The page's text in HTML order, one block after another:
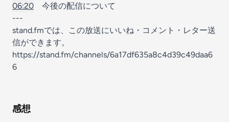
06:20 今後の配信について
---
stand.fmでは、この放送にいいね・コメント・レター送
信ができます。
https://stand.fm/channels/6a17df635a8c4d39c49daa6
6
感想